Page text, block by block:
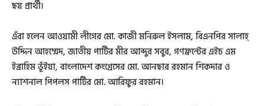
ছয় প্রার্থী।
এঁরা হলেন আওয়ামী লীগের মো. কাজী মনিরুল ইসলাম, বিএনপির সালাহ্
উদ্দিন আহম্মেদ, জাতীয় পার্টির মীর আব্দুর সবুর, গণফ্রন্টের এইচ এম
ইব্রাহিম ভূঁইয়া, বাংলাদেশ কংগ্রেসের মো. আনছার রহমান শিকদার ও
ন্যাশনাল পিপলস পার্টির মো. আরিফুর রহমান।